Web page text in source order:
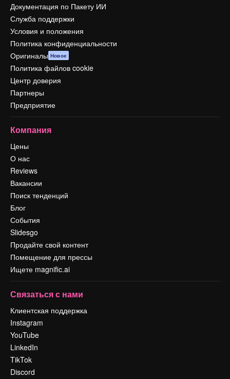
Документация по Пакету ИИ
Служба поддержки
Условия и положения
Политика конфиденциальности
Оригиналы Новое
Политика файлов cookie
Центр доверия
Партнеры
Предприятие
Компания
Цены
О нас
Reviews
Вакансии
Поиск тенденций
Блог
События
Slidesgo
Продайте свой контент
Помещение для прессы
Ищете magnific.ai
Связаться с нами
Клиентская поддержка
Instagram
YouTube
LinkedIn
TikTok
Discord